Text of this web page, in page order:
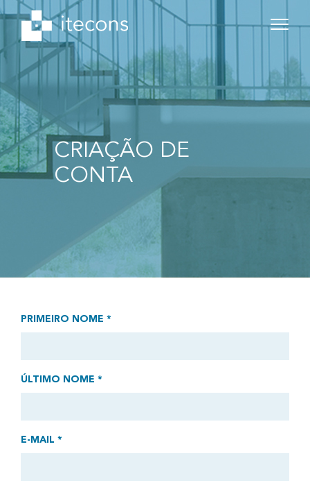
CRIAÇÃO DE
CONTA
PRIMEIRO NOME *
ÚLTIMO NOME *
E-MAIL *